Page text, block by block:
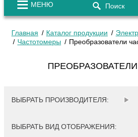
МЕНЮ Поиск
Главная Каталог продукции
Частотомеры
Преобразователи
ВЫБРАТЬ ПРОИЗВОДИТЕЛЯ:
ВЫБРАТЬ ВИД ОТОБРАЖЕНИЯ: